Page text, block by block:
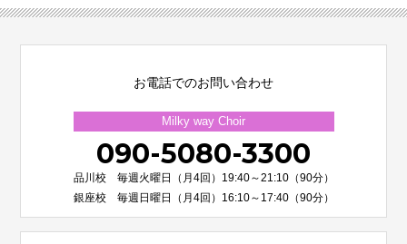
お電話でのお問い合わせ
Milky way Choir
090-5080-3300
品川校 毎週火曜日（月4回）19:40～21:10（90分）
銀座校 毎週日曜日（月4回）16:10～17:40（90分）